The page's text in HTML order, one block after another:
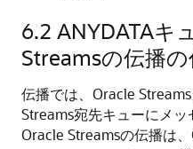
6.2 ANYDATAキ
Streamsの伝播
伝播では、Oracle
Streams宛先キューにメッ
Oracle Streamsの伝播は